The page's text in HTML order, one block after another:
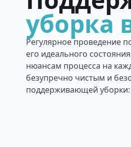
уборка
Регулярное проведение
его идеального
нюансам процесса на
безупречно чистым и
поддерживающей уборки: